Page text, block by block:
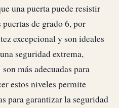
una puerta puede resistir
de grado 6, por
excepcional y son ideales
seguridad extrema,
más adecuadas para
estos niveles permite
para garantizar la seguridad